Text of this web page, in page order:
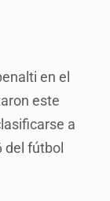
en el
este
a
del fútbol